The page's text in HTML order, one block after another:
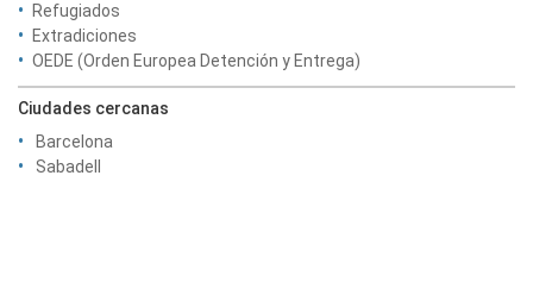
Refugiados
Extradiciones
OEDE (Orden Europea Detención y Entrega)
Ciudades cercanas
Barcelona
Sabadell